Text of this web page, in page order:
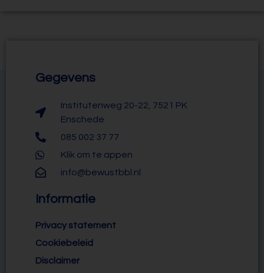
Gegevens
Institutenweg 20-22, 7521 PK
Enschede
085 002 37 77
Klik om te appen
info@bewustbbl.nl
Informatie
Privacy statement
Cookiebeleid
Disclaimer